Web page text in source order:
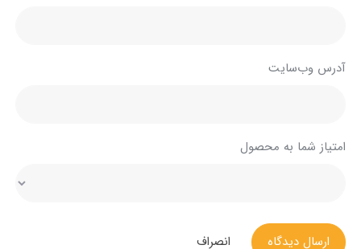
آدرس وب‌سایت
امتیاز شما به محصول
ارسال دیدگاه انصراف